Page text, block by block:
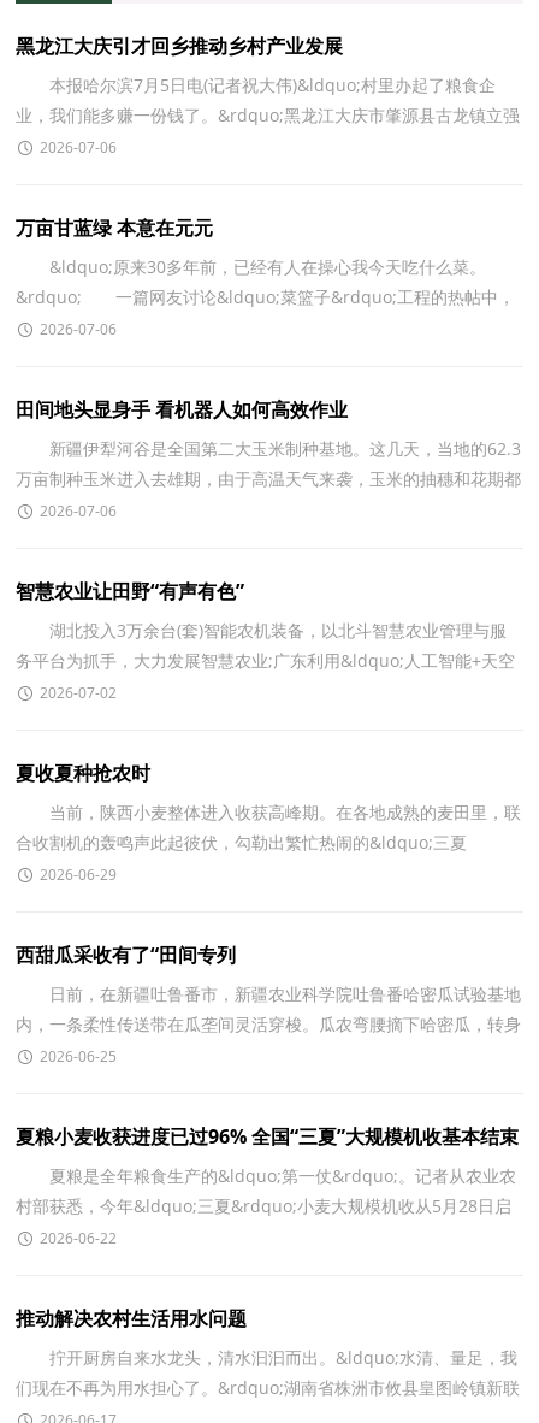
黑龙江大庆引才回乡推动乡村产业发展
本报哈尔滨7月5日电(记者祝大伟)&ldquo;村里办起了粮食企
业，我们能多赚一份钱了。&rdquo;黑龙江大庆市肇源县古龙镇立强
村农民刘宁说，农闲时他在返乡大学生开办的粮食企业
2026-07-06
万亩甘蓝绿 本意在元元
&ldquo;原来30多年前，已经有人在操心我今天吃什么菜。
&rdquo; 一篇网友讨论&ldquo;菜篮子&rdquo;工程的热帖中，
方智远的名字被多次提及。有人翻出旧闻，才发现如今四季供
2026-07-06
田间地头显身手 看机器人如何高效作业
新疆伊犁河谷是全国第二大玉米制种基地。这几天，当地的62.3
万亩制种玉米进入去雄期，由于高温天气来袭，玉米的抽穗和花期都
有所提前。那么，什么是玉米的去雄作业?高温对这样
2026-07-06
智慧农业让田野“有声有色”
湖北投入3万余台(套)智能农机装备，以北斗智慧农业管理与服
务平台为抓手，大力发展智慧农业;广东利用&ldquo;人工智能+天空
地网&rdquo;一体化技术，让几千亩稻田实现智能化管
2026-07-02
夏收夏种抢农时
当前，陕西小麦整体进入收获高峰期。在各地成熟的麦田里，联
合收割机的轰鸣声此起彼伏，勾勒出繁忙热闹的&ldquo;三夏
&rdquo;丰收图景。 &ldquo;今年收成不错，平均亩产接近1
2026-06-29
西甜瓜采收有了“田间专列
日前，在新疆吐鲁番市，新疆农业科学院吐鲁番哈密瓜试验基地
内，一条柔性传送带在瓜垄间灵活穿梭。瓜农弯腰摘下哈密瓜，转身
轻放，瓜顺着这趟&ldquo;田间专列&rdquo;平稳驶向集果
2026-06-25
夏粮小麦收获进度已过96% 全国“三夏”大规模机收基本结束
夏粮是全年粮食生产的&ldquo;第一仗&rdquo;。记者从农业农
村部获悉，今年&ldquo;三夏&rdquo;小麦大规模机收从5月28日启
动，自南向北快速推进，目前小麦大规模机收基本结束。
2026-06-22
推动解决农村生活用水问题
拧开厨房自来水龙头，清水汩汩而出。&ldquo;水清、量足，我
们现在不再为用水担心了。&rdquo;湖南省株洲市攸县皇图岭镇新联
村村民刘裕华说。 因自然条件限制等多种原因，曾